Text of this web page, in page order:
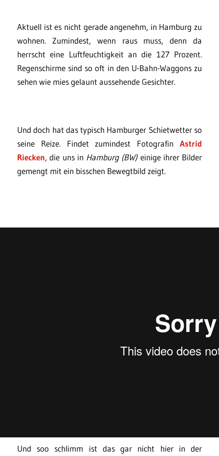
Aktuell ist es nicht gerade angenehm, in Hamburg zu
wohnen. Zumindest, wenn raus muss, denn da
herrscht eine Luftfeuchtigkeit an die 127 Prozent.
Regenschirme sind so oft in den U-Bahn-Waggons zu
sehen wie mies gelaunt aussehende Gesichter.
Und doch hat das typisch Hamburger Schietwetter so
seine Reize. Findet zumindest Fotografin Astrid
Riecken, die uns in Hamburg (BW)einige ihrer Bilder
gemengt mit ein bisschen Bewegtbild zeigt.
Und soo schlimm ist das gar nicht hier in der